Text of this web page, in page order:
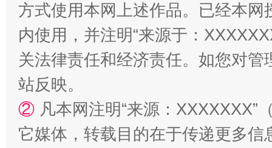
方式使用本网上述作品。已经本
内使用，并注明“来源于：
关法律责任和经济责任。如您对
站反映。
② 凡本网注明“来源：
它媒体，转载目的在于传递更多